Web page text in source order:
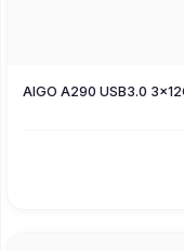
AIGO A290 USB3.0